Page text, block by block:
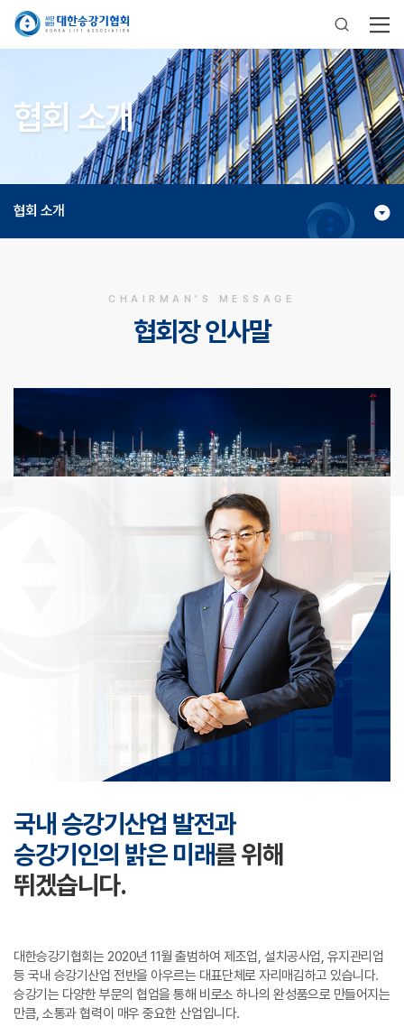
협회 소개
협회 소개
CHAIRMAN'S MESSAGE
협회장 인사말
국내 승강기산업 발전과
승강기인의 밝은 미래를 위해
뛰겠습니다.
대한승강기협회는 2020년 11월 출범하여 제조업, 설치공사업, 유지관리업
등 국내 승강기산업 전반을 아우르는 대표단체로 자리매김하고 있습니다.
승강기는 다양한 부문의 협업을 통해 비로소 하나의 완성품으로 만들어지는
만큼, 소통과 협력이 매우 중요한 산업입니다.